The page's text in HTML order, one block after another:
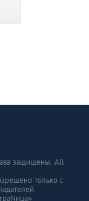
защищены. All
только с